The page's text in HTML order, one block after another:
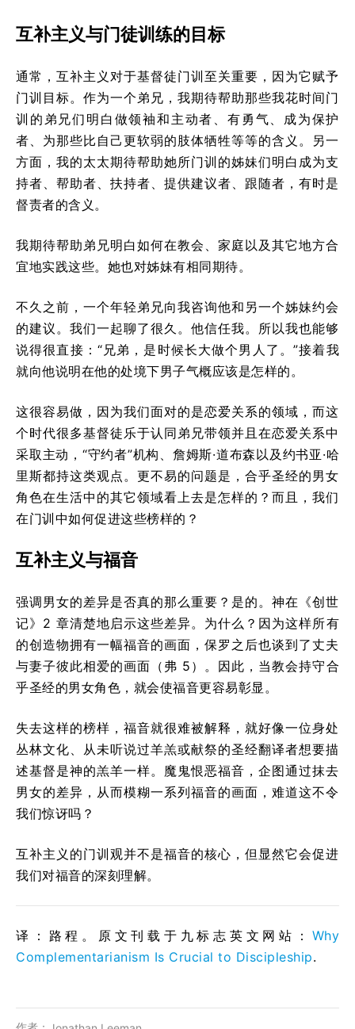
互补主义与门徒训练的目标
通常，互补主义对于基督徒门训至关重要，因为它赋予
门训目标。作为一个弟兄，我期待帮助那些我花时间门
训的弟兄们明白做领袖和主动者、有勇气、成为保护
者、为那些比自己更软弱的肢体牺牲等等的含义。另一
方面，我的太太期待帮助她所门训的姊妹们明白成为支
持者、帮助者、扶持者、提供建议者、跟随者，有时是
督责者的含义。
我期待帮助弟兄明白如何在教会、家庭以及其它地方合
宜地实践这些。她也对姊妹有相同期待。
不久之前，一个年轻弟兄向我咨询他和另一个姊妹约会
的建议。我们一起聊了很久。他信任我。所以我也能够
说得很直接：“兄弟，是时候长大做个男人了。”接着我
就向他说明在他的处境下男子气概应该是怎样的。
这很容易做，因为我们面对的是恋爱关系的领域，而这
个时代很多基督徒乐于认同弟兄带领并且在恋爱关系中
采取主动，“守约者”机构、詹姆斯·道布森以及约书亚·哈
里斯都持这类观点。更不易的问题是，合乎圣经的男女
角色在生活中的其它领域看上去是怎样的？而且，我们
在门训中如何促进这些榜样的？
互补主义与福音
强调男女的差异是否真的那么重要？是的。神在《创世
记》2 章清楚地启示这些差异。为什么？因为这样所有
的创造物拥有一幅福音的画面，保罗之后也谈到了丈夫
与妻子彼此相爱的画面（弗 5）。因此，当教会持守合
乎圣经的男女角色，就会使福音更容易彰显。
失去这样的榜样，福音就很难被解释，就好像一位身处
丛林文化、从未听说过羊羔或献祭的圣经翻译者想要描
述基督是神的羔羊一样。魔鬼恨恶福音，企图通过抹去
男女的差异，从而模糊一系列福音的画面，难道这不令
我们惊讶吗？
互补主义的门训观并不是福音的核心，但显然它会促进
我们对福音的深刻理解。
译： 路程 。原文刊载于九标志英文网站： Why
Complementarianism Is Crucial to Discipleship.